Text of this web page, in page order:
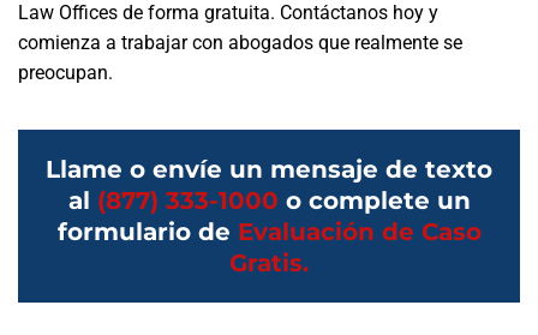
Law Offices de forma gratuita. Contáctanos hoy y
comienza a trabajar con abogados que realmente se
preocupan.
Llame o envíe un mensaje de texto
al (877) 333-1000 o complete un
formulario de Evaluación de Caso
Gratis.